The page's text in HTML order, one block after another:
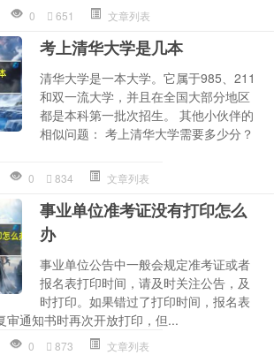
0 651 文章列表
考上清华大学是几本
清华大学是一本大学。它属于985、211
和双一流大学，并且在全国大部分地区
都是本科第一批次招生。 其他小伙伴的
相似问题： 考上清华大学需要多少分？
0 834 文章列表
事业单位准考证没有打印怎么
办
事业单位公告中一般会规定准考证或者
报名表打印时间，请及时关注公告，及
时打印。如果错过了打印时间，报名表
审通知书时再次开放打印，但...
0 873 文章列表